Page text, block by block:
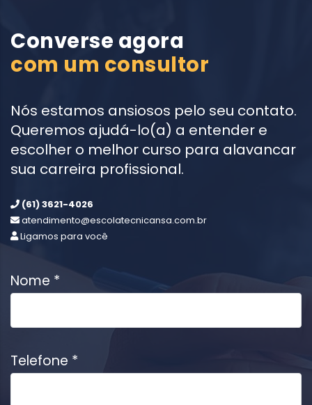
Converse agora
com um consultor
Nós estamos ansiosos pelo seu contato.
Queremos ajudá-lo(a) a entender e
escolher o melhor curso para alavancar
sua carreira profissional.
(61) 3621-4026
atendimento@escolatecnicansa.com.br
Ligamos para você
Nome *
Telefone *